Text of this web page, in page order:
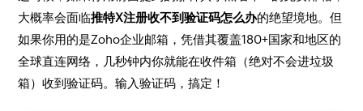
大概率会面临推特X注册收不到验证码怎么办的绝望境地。但
如果你用的是Zoho企业邮箱，凭借其覆盖180+国家和地区的
全球直连网络，几秒钟内你就能在收件箱（绝对不会进垃圾
箱）收到验证码。输入验证码，搞定！